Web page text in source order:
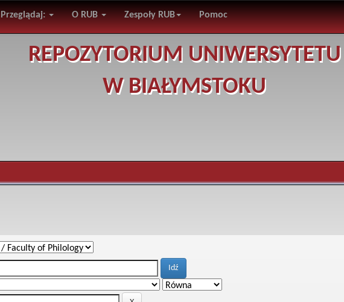
Przeglądaj: O RUB Zespoły RUB Pomoc
REPOZYTORIUM UNIWERSYTETU
W BIAŁYMSTOKU